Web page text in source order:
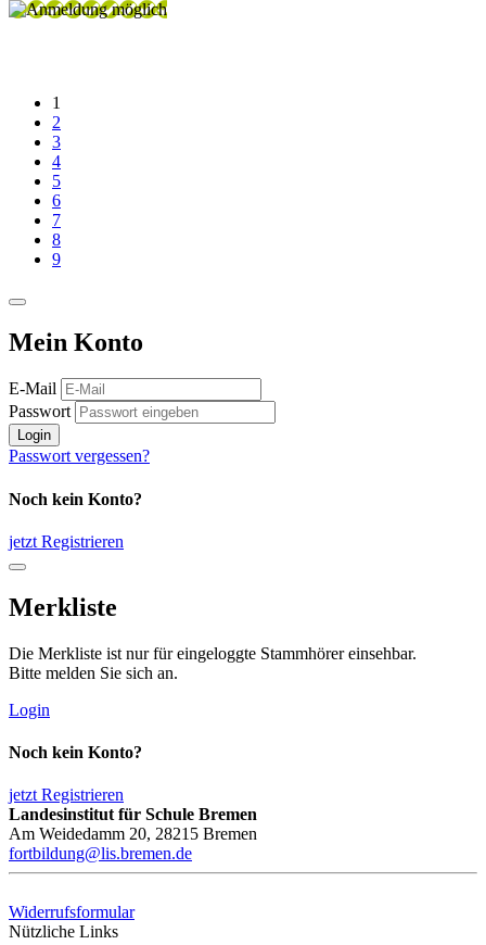
1
2
3
4
5
6
7
8
9
Mein Konto
E-Mail
Passwort
Login
Passwort vergessen?
Noch kein Konto?
jetzt Registrieren
Merkliste
Die Merkliste ist nur für eingeloggte Stammhörer einsehbar.
Bitte melden Sie sich an.
Login
Noch kein Konto?
jetzt Registrieren
Landesinstitut für Schule Bremen
Am Weidedamm 20, 28215 Bremen
fortbildung@lis.bremen.de
Widerrufsformular
Nützliche Links